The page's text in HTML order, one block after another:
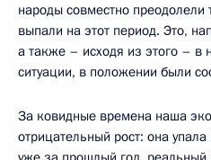
народы совместно преодолели
выпали на этот период. Это,
а также – исходя из этого – в
ситуации, в положении были
За ковидные времена наша
отрицательный рост: она